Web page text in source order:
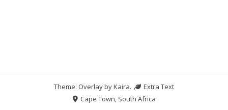
Theme: Overlay byKaira.
Extra Text
Cape Town, South Africa